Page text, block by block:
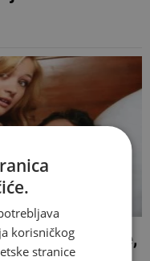
raditi za vrijeme,
korisničkog
stranice